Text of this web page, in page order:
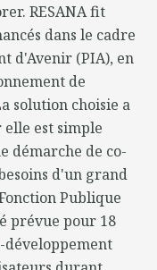
RESANA fit
dans le cadre
d'Avenir (PIA), en
de
solution choisie a
est simple
démarche de co-
d'un grand
Publique
prévue pour 18
développement